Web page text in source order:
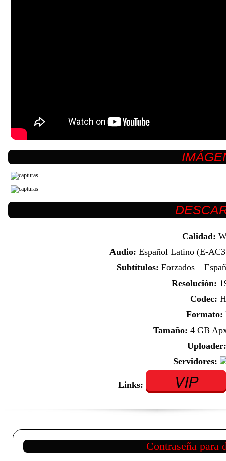
Calidad:
Audio: Español Latino (E-
Subtítulos: Forzados –
Resolución:
Codec:
Formato:
Tamaño: 4 GB
Uploader:
Servidores:
Links: VIP
Contraseña para